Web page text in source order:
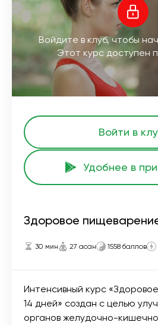
Войдите в клуб, чтобы
Этот курс доступен
Войти в
Удобнее в
Здоровое
30 мин 27 асан 1558 баллов
Интенсивный курс
14 дней» создан с целью
органов желудочно-